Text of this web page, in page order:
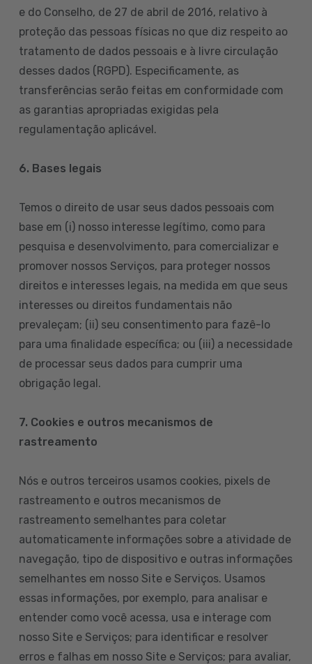
e do Conselho, de 27 de abril de 2016, relativo à
proteção das pessoas físicas no que diz respeito ao
tratamento de dados pessoais e à livre circulação
desses dados (RGPD). Especificamente, as
transferências serão feitas em conformidade com
as garantias apropriadas exigidas pela
regulamentação aplicável.
6. Bases legais
Temos o direito de usar seus dados pessoais com
base em (i) nosso interesse legítimo, como para
pesquisa e desenvolvimento, para comercializar e
promover nossos Serviços, para proteger nossos
direitos e interesses legais, na medida em que seus
interesses ou direitos fundamentais não
prevaleçam; (ii) seu consentimento para fazê-lo
para uma finalidade específica; ou (iii) a necessidade
de processar seus dados para cumprir uma
obrigação legal.
7. Cookies e outros mecanismos de
rastreamento
Nós e outros terceiros usamos cookies, pixels de
rastreamento e outros mecanismos de
rastreamento semelhantes para coletar
automaticamente informações sobre a atividade de
navegação, tipo de dispositivo e outras informações
semelhantes em nosso Site e Serviços. Usamos
essas informações, por exemplo, para analisar e
entender como você acessa, usa e interage com
nosso Site e Serviços; para identificar e resolver
erros e falhas em nosso Site e Serviços; para avaliar,